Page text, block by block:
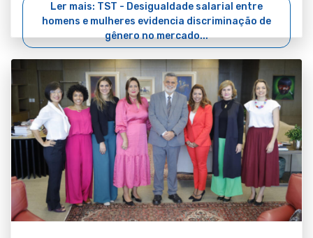
Ler mais: TST - Desigualdade salarial entre
homens e mulheres evidencia discriminação de
gênero no mercado...